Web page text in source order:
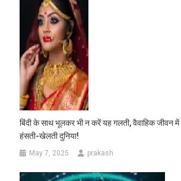
बिंदी के साथ भूलकर भी न करें यह गलती, वैवाहिक जीवन
हंसती-खेलती दुनिया!
May 7, 2025 prakash